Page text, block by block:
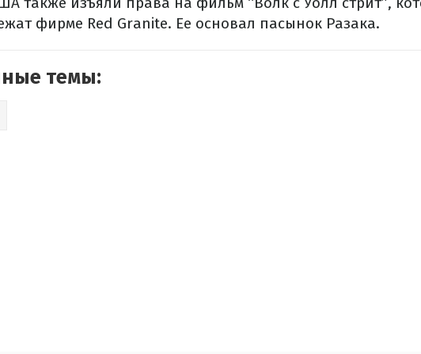
фирме Red Granite. Ее основал пасынок Разака.
темы: